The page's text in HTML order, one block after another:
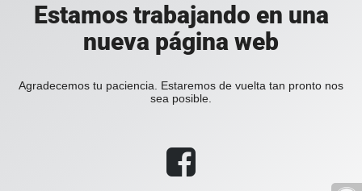
Estamos trabajando en una
nueva página web
Agradecemos tu paciencia. Estaremos de vuelta tan pronto nos
sea posible.